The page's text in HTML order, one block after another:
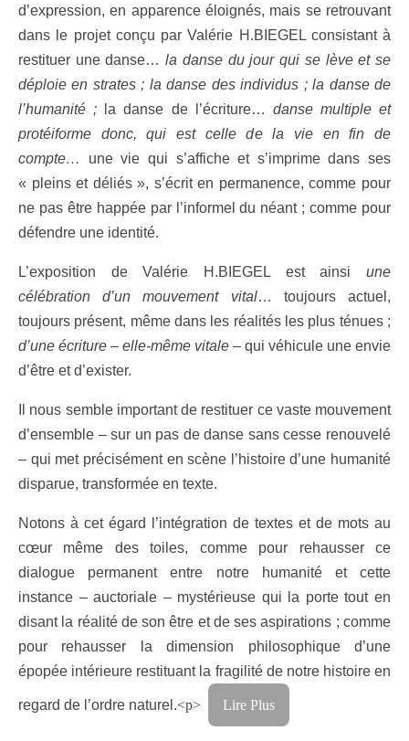
d’expression, en apparence éloignés, mais se retrouvant
dans le projet conçu par Valérie H.BIEGEL consistant à
restituer une danse…la danse du jour qui se lève et se
déploie en strates ; la danse des individus ; la danse de
l’humanité ;
la danse de l’écriture… danse multiple et
protéiforme donc, qui est celle de la vie en fin de
compte…
une vie qui s’affiche et s’imprime dans ses
« pleins et déliés », s’écrit en permanence, comme pour
ne pas être happée par l’informel du néant ; comme pour
défendre une identité.
L’exposition de Valérie H.BIEGEL est ainsi une
célébration d’un mouvement vital… toujours actuel,
toujours présent, même dans les réalités les plus ténues ;
d’une écriture – elle-même vitale – qui véhicule une envie
d’être et d’exister.
Il nous semble important de restituer ce vaste mouvement
d’ensemble – sur un pas de danse sans cesse renouvelé
– qui met précisément en scène l’histoire d’une humanité
disparue, transformée en texte.
Notons à cet égard l’intégration de textes et de mots au
cœur même des toiles, comme pour rehausser ce
dialogue permanent entre notre humanité et cette
instance – auctoriale – mystérieuse qui la porte tout en
disant la réalité de son être et de ses aspirations ; comme
pour rehausser la dimension philosophique d’une
épopée intérieure restituant la fragilité de notre histoire en
regard de l’ordre naturel.<p> Lire Plus